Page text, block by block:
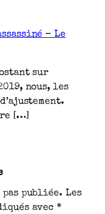
– Le
sur
nous, les
[…]
pas publiée. Les
avec*